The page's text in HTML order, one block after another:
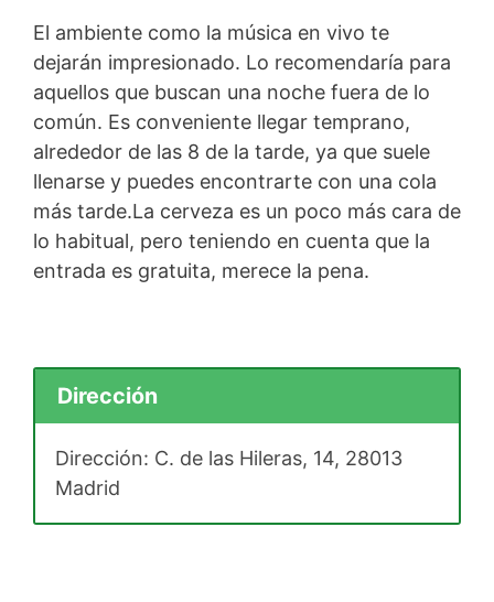
El ambiente como la música en vivo te
dejarán impresionado. Lo recomendaría para
aquellos que buscan una noche fuera de lo
común. Es conveniente llegar temprano,
alrededor de las 8 de la tarde, ya que suele
llenarse y puedes encontrarte con una cola
más tarde.La cerveza es un poco más cara de
lo habitual, pero teniendo en cuenta que la
entrada es gratuita, merece la pena.
Dirección
Dirección: C. de las Hileras, 14, 28013
Madrid